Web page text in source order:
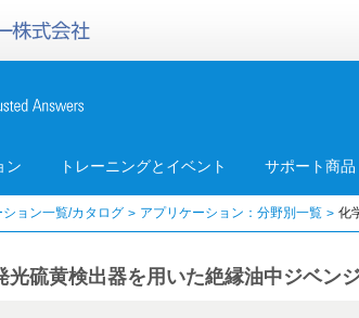
ン トレーニングとイベント サポート商品
ション一覧/カタログ アプリケーション：分野別一覧 化
光硫黄検出器を用いた絶縁油中ジベン